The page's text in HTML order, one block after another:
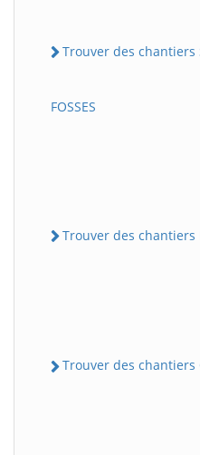
Trouver des chantiers
FOSSES
Trouver des chantiers
Trouver des chantiers